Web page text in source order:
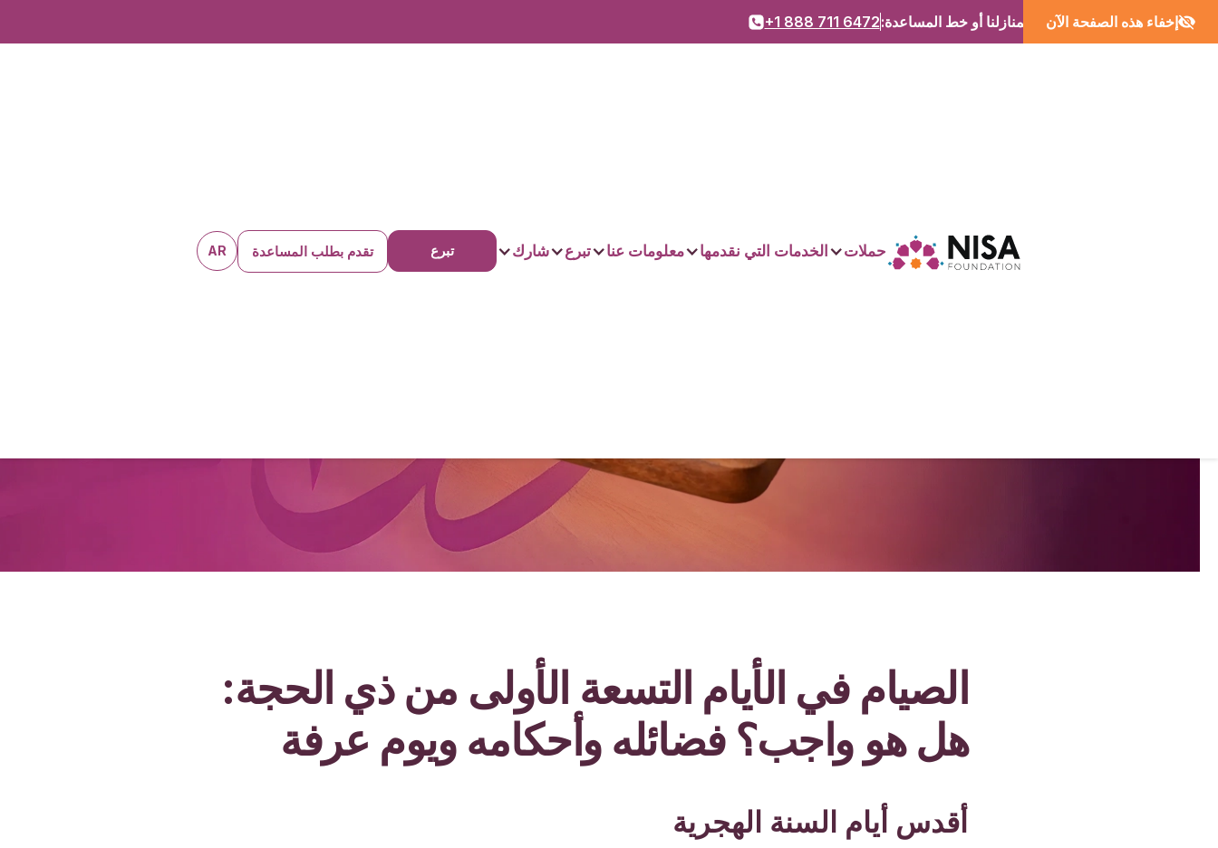
اتصل بمنازلنا أو خط المساعدة:+1 888 711 6472 إخفاء هذه الصفحة الآن
حملات الخدمات التي نقدمها معلومات عنا تبرع شارك تبرع تقدم بطلب المساعدة AR
الصيام في الأيام التسعة الأولى من ذي الحجة:
هل هو واجب؟ فضائله وأحكامه ويوم عرفة
أقدس أيام السنة الهجرية